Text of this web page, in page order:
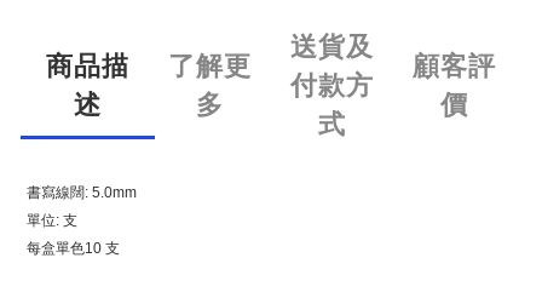
商品描
述
了解更
多
送貨及
付款方
式
顧客評
價
書寫線闊: 5.0mm
單位: 支
每盒單色10 支